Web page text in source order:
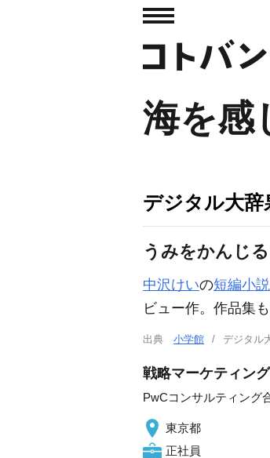
海を感
デジタル大辞
うみをかんじ
中沢けいの短編小説
ビュー作。作品集
出典 小学館 デジタ
戦略マーケティン
PwCコンサルティング
東京都
正社員